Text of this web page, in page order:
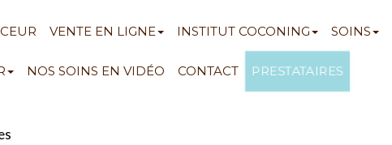
VENTE EN LIGNE INSTITUT COCONING SOINS
NOS SOINS EN VIDÉO CONTACT PRESTATAIRES